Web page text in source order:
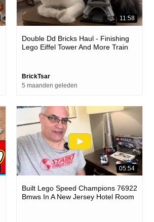
11:58
Double Dd Bricks Haul - Finishing
Lego Eiffel Tower And More Train
BrickTsar
5 maanden geleden
05:54
Built Lego Speed Champions 76922
Bmws In A New Jersey Hotel Room